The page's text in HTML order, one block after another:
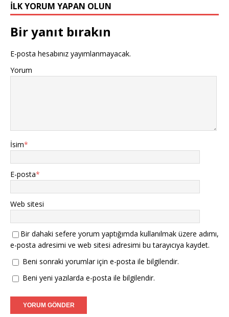
İLK YORUM YAPAN OLUN
Bir yanıt bırakın
E-posta hesabınız yayımlanmayacak.
Yorum
İsim*
E-posta*
Web sitesi
Bir dahaki sefere yorum yaptığımda kullanılmak üzere adımı,
e-posta adresimi ve web sitesi adresimi bu tarayıcıya kaydet.
Beni sonraki yorumlar için e-posta ile bilgilendir.
Beni yeni yazılarda e-posta ile bilgilendir.